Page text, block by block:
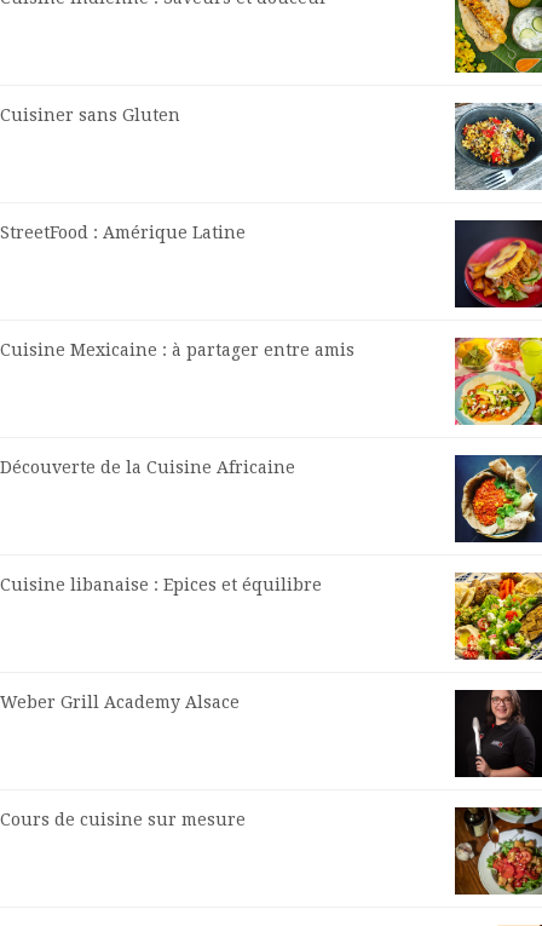
Cuisiner sans Gluten
StreetFood : Amérique Latine
Cuisine Mexicaine : à partager entre amis
Découverte de la Cuisine Africaine
Cuisine libanaise : Epices et équilibre
Weber Grill Academy Alsace
Cours de cuisine sur mesure